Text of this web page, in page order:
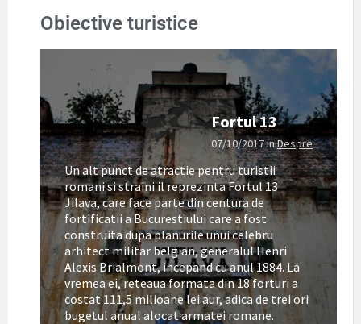
Obiective turistice
Fortul 13
07/10/2017inDespre
Un alt punct de atractie pentru turistii
romani si straini il reprezinta Fortul 13
Jilava, care face parte din centura de
fortificatii a Bucurestiului care a fost
construita dupa planurile unui celebru
arhitect militar belgian, generalul Henri
Alexis Brialmont, incepand cu anul 1884. La
vremea ei, reteaua formata din 18 forturi a
costat 111,5 milioane lei aur, adica de trei ori
bugetul anual alocat armatei romane.